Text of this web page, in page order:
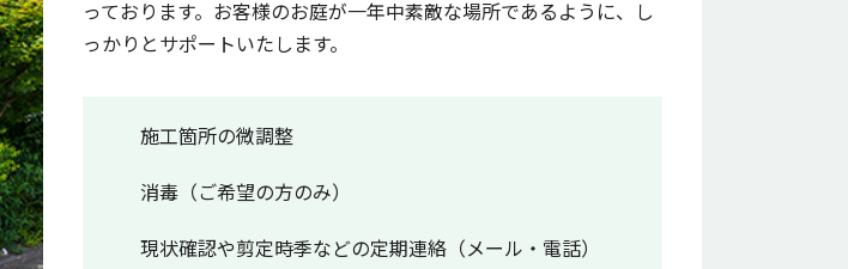
っております。お客様のお庭が一年中素敵な場所であるように、し
っかりとサポートいたします。
施工箇所の微調整
消毒（ご希望の方のみ）
現状確認や剪定時季などの定期連絡（メール・電話）